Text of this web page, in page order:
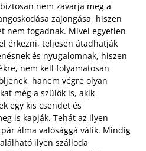
nem zavarja meg a
zajongása, hiszen
nem fogadnak. Mivel egyetlen
érkezni, teljesen átadhatják
és nyugalomnak, hiszen
nem kell folyamatosan
hanem végre olyan
még a szülők is, akik
egy kis csendet és
is kapják. Tehát az ilyen
álma valósággá válik. Mindig
ilyen szálloda